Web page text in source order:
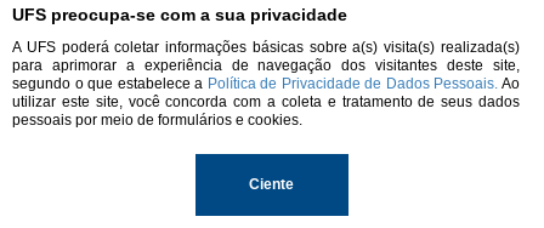
UFS preocupa-se com a sua privacidade
A UFS poderá coletar informações básicas sobre a(s) visita(s) realizada(s)
para aprimorar a experiência de navegação dos visitantes deste site,
segundo o que estabelece a Política de Privacidade de Dados Pessoais. Ao
utilizar este site, você concorda com a coleta e tratamento de seus dados
pessoais por meio de formulários e cookies.
Ciente
CEP 49680-000
Localização
© 2026. Todos os direitos reservados.
Universidade Federal de Sergipe.